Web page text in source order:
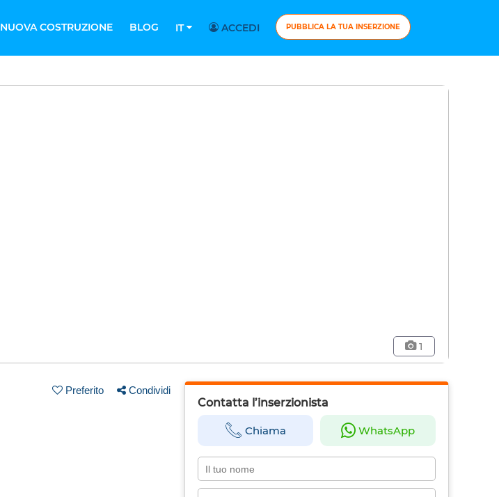
NUOVA COSTRUZIONE BLOG IT ACCEDI PUBBLICA LA TUA INSERZIONE
1
Preferito Condividi
Contatta l’inserzionista
Chiama WhatsApp